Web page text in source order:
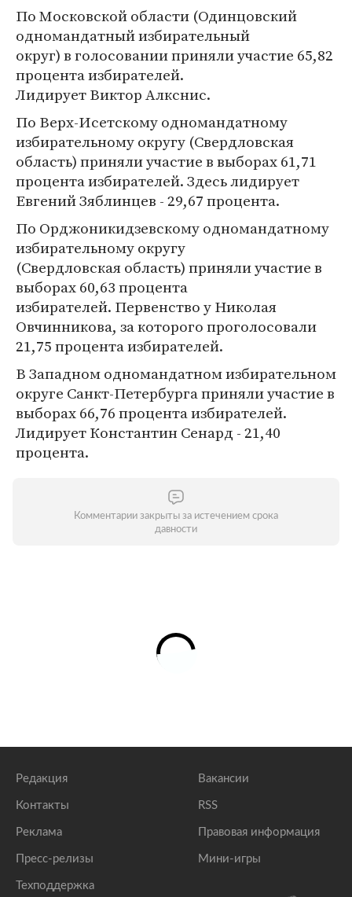
По Московской области (Одинцовский
одномандатный избирательный
округ) в голосовании приняли участие 65,82
процента избирателей.
Лидирует Виктор Алкснис.
По Верх-Исетскому одномандатному
избирательному округу (Свердловская
область) приняли участие в выборах 61,71
процента избирателей. Здесь лидирует
Евгений Зяблинцев - 29,67 процента.
По Орджоникидзевскому одномандатному
избирательному округу
(Свердловская область) приняли участие в
выборах 60,63 процента
избирателей. Первенство у Николая
Овчинникова, за которого проголосовали
21,75 процента избирателей.
В Западном одномандатном избирательном
округе Санкт-Петербурга приняли участие в
выборах 66,76 процента избирателей.
Лидирует Константин Сенард - 21,40
процента.
Комментарии закрыты за истечением срока
давности
Редакция
Контакты
Реклама
Пресс-релизы
Техподдержка
Вакансии
RSS
Правовая информация
Мини-игры